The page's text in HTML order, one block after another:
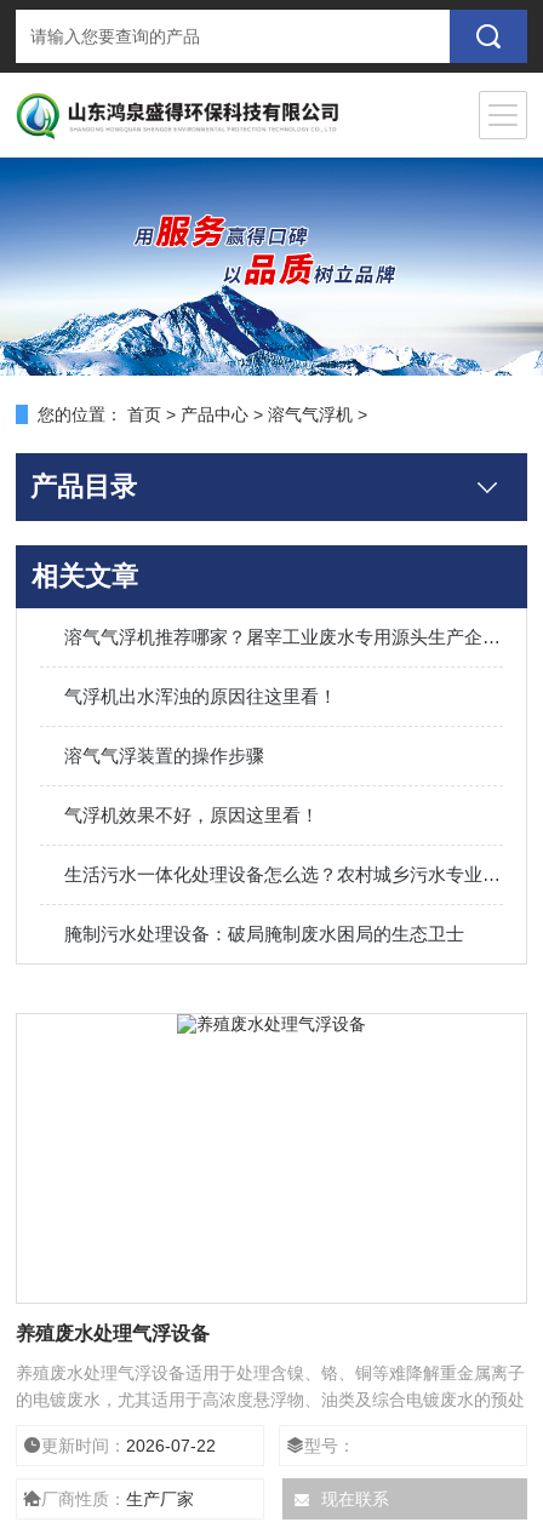
您的位置： 首页 > 产品中心 >溶气气浮机 >
产品目录
相关文章
溶气气浮机推荐哪家？屠宰工业废水专用源头生产企业盘点
气浮机出水浑浊的原因往这里看！
溶气气浮装置的操作步骤
气浮机效果不好，原因这里看！
生活污水一体化处理设备怎么选？农村城乡污水专业企业攻略
腌制污水处理设备：破局腌制废水困局的生态卫士
养殖废水处理气浮设备
养殖废水处理气浮设备适用于处理含镍、铬、铜等难降解重金属离子
的电镀废水，尤其适用于高浓度悬浮物、油类及综合电镀废水的预处
更新时间： 2026-07-22 型号：
厂商性质：生产厂家 现在联系